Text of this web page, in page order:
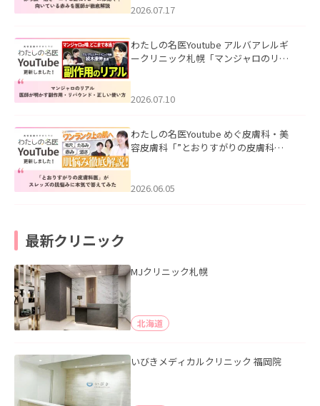
した。
2026.07.17
わたしの名医Youtube アルバアレルギ
ークリニック札幌「マンジャロのリア
た。
2026.07.10
わたしの名医Youtube めぐ皮膚科・美
容皮膚科「”とおりすがりの皮膚科
2026.06.05
最新クリニック
MJクリニック札幌
北海道
いびきメディカルクリニック 福岡院